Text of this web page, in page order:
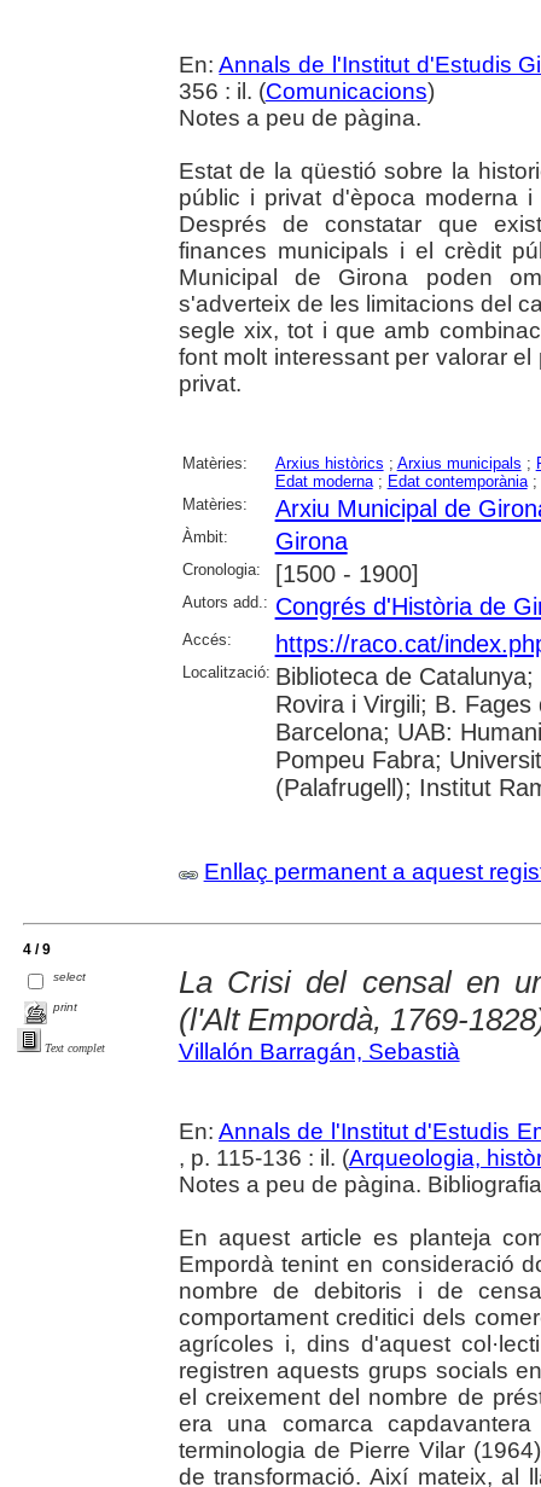
En:Annals de l'Institut d'Estudis
356 : il. (Comunicacions)
Notes a peu de pàgina.
Estat de la qüestió sobre la
públic i privat d'època moderna
Després de constatar que
finances municipals i el crèdit
Municipal de Girona poden
s'adverteix de les limitacions del
segle xix, tot i que amb
font molt interessant per valorar
privat.
Matèries: Arxius històrics ; Arxius municipals ;
Edat moderna; Edat contemporània;
Matèries:
Arxiu Municipal de
Àmbit: Girona
Cronologia: [1500 - 1900]
Autors add.: Congrés d'Història de
Accés: https://raco.cat/
Localització: Biblioteca de
Rovira i Virgili; B.
Barcelona; UAB:
Pompeu Fabra;
(Palafrugell); Institut
Enllaç permanent a aquest
4 / 9
select
print
Text complet
La Crisi del censal en
(l'Alt Empordà, 1769-
Villalón Barragán, Sebastià
En:Annals de l'Institut d'Estudis
, p. 115-136 : il. (Arqueologia,
Notes a peu de pàgina.
En aquest article es planteja
Empordà tenint en consideració
nombre de debitoris i de
comportament creditici dels
agrícoles i, dins d'aquest
registren aquests grups socials
el creixement del nombre de
era una comarca
terminologia de Pierre Vilar
de transformació. Així mateix, al